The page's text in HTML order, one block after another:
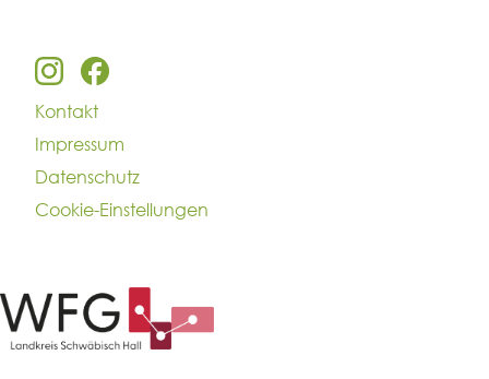
Kontakt
Impressum
Datenschutz
Cookie-Einstellungen